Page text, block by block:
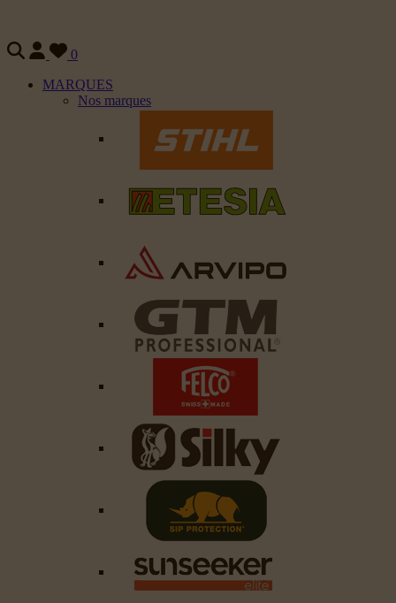
0
MARQUES
Nos marques